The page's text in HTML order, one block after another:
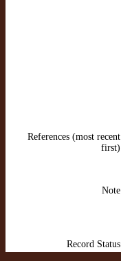
References (most recent
first)
Note
Record Status